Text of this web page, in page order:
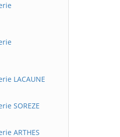
LACAUNE
SOREZE
ARTHES